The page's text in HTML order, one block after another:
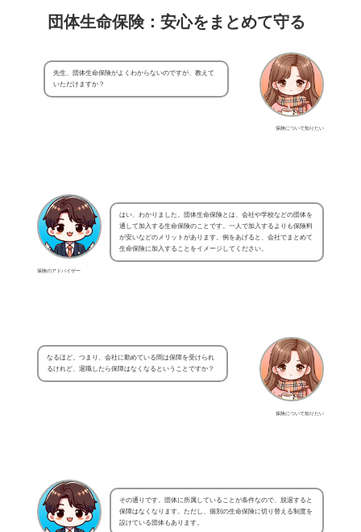
団体生命保険：安心をまとめて守る
保険について知りたい
先生、団体生命保険がよくわからないのですが、教えて
いただけますか？
保険のアドバイザー
はい、わかりました。団体生命保険とは、会社や学校などの団体を
通して加入する生命保険のことです。一人で加入するよりも保険料
が安いなどのメリットがあります。例をあげると、会社でまとめて
生命保険に加入することをイメージしてください。
保険について知りたい
なるほど。つまり、会社に勤めている間は保障を受けられ
るけれど、退職したら保障はなくなるということですか？
その通りです。団体に所属していることが条件なので、脱退すると
保障はなくなります。ただし、個別の生命保険に切り替える制度を
設けている団体もあります。